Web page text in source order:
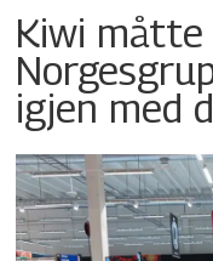
Kiwi måtte
igjen med